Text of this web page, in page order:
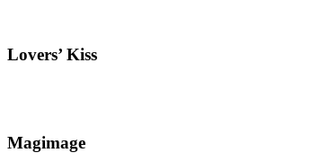
Lovers’ Kiss
Magimage